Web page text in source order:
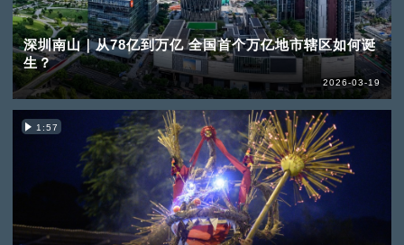
深圳南山｜从78亿到万亿 全国首个万亿地市辖区如何诞
生？
2026-03-19
1:57